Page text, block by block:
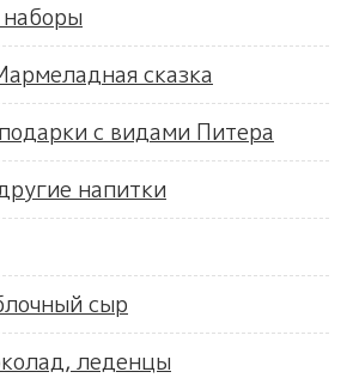
сказка
с видами Питера
напитки
сыр
леденцы